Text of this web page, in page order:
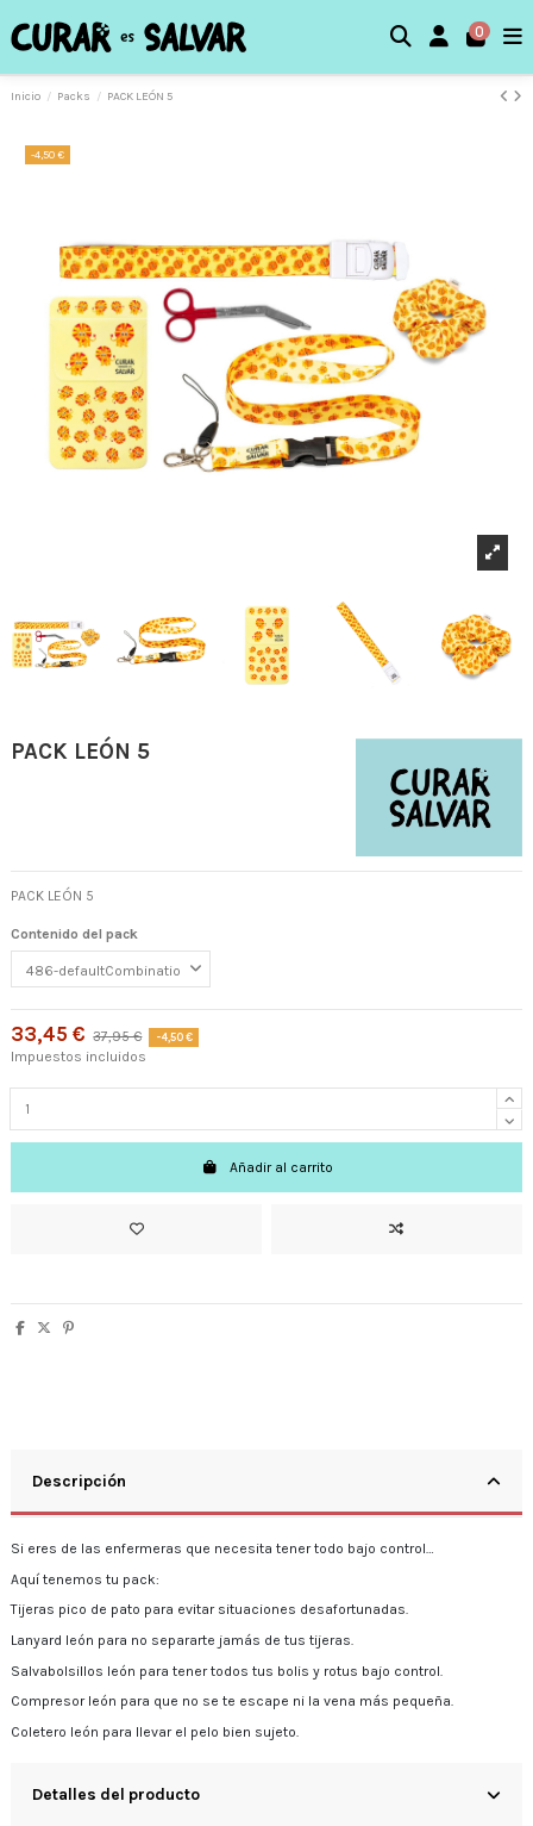
0
Inicio Packs PACK LEÓN 5
-4,50 €
PACK LEÓN 5
PACK LEÓN 5
Contenido del pack
33,45 € 37,95 € -4,50 €
Impuestos incluidos
Añadir al carrito
Descripción
Si eres de las enfermeras que necesita tener todo bajo control…
Aquí tenemos tu pack:
Tijeras pico de pato para evitar situaciones desafortunadas.
Lanyard león para no separarte jamás de tus tijeras.
Salvabolsillos león para tener todos tus bolis y rotus bajo control.
Compresor león para que no se te escape ni la vena más pequeña.
Coletero león para llevar el pelo bien sujeto.
Detalles del producto